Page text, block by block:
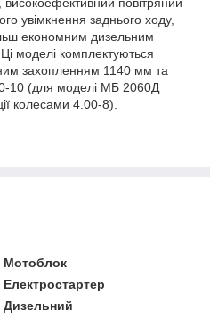
високоефективний повітряний
увімкнення заднього ходу,
економним дизельним
моделі комплектуються
захопленням 1140 мм та
10 (для моделі МБ 2060Д
колесами 4.00-8).
Мотоблок
Електростартер
Дизельний